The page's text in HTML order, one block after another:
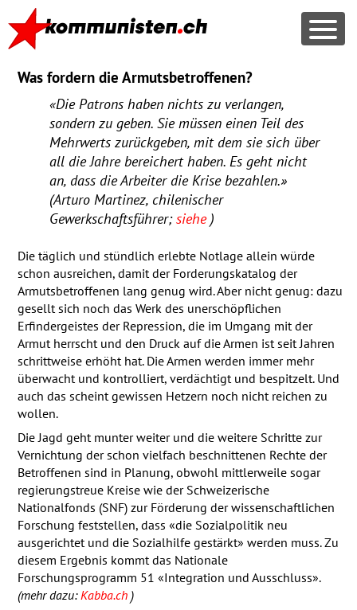
Was fordern die Armutsbetroffenen?
«Die Patrons haben nichts zu verlangen,
sondern zu geben. Sie müssen einen Teil des
Mehrwerts zurückgeben, mit dem sie sich über
all die Jahre bereichert haben. Es geht nicht
an, dass die Arbeiter die Krise bezahlen.»
(Arturo Martinez, chilenischer
Gewerkschaftsführer;siehe)
Die täglich und stündlich erlebte Notlage allein würde
schon ausreichen, damit der Forderungskatalog der
Armutsbetroffenen lang genug wird. Aber nicht genug: dazu
gesellt sich noch das Werk des unerschöpflichen
Erfindergeistes der Repression, die im Umgang mit der
Armut herrscht und den Druck auf die Armen ist seit Jahren
schrittweise erhöht hat. Die Armen werden immer mehr
überwacht und kontrolliert, verdächtigt und bespitzelt. Und
auch das scheint gewissen Hetzern noch nicht reichen zu
wollen.
Die Jagd geht munter weiter und die weitere Schritte zur
Vernichtung der schon vielfach beschnittenen Rechte der
Betroffenen sind in Planung, obwohl mittlerweile sogar
regierungstreue Kreise wie der Schweizerische
Nationalfonds (SNF) zur Förderung der wissenschaftlichen
Forschung feststellen, dass «die Sozialpolitik neu
ausgerichtet und die Sozialhilfe gestärkt» werden muss. Zu
diesem Ergebnis kommt das Nationale
Forschungsprogramm 51 «Integration und Ausschluss».
(mehr dazu:Kabba.ch)